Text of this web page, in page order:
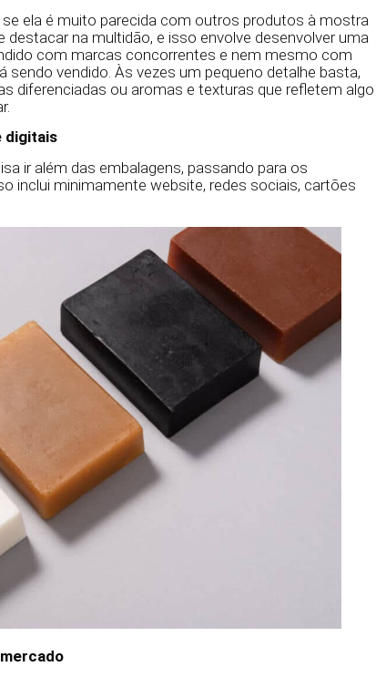
ela é muito parecida com outros produtos à mostra
na multidão, e isso envolve desenvolver uma
com marcas concorrentes e nem mesmo com
vendido. Às vezes um pequeno detalhe basta,
diferenciadas ou aromas e texturas que refletem algo
digitais
ir além das embalagens, passando para os
inclui minimamente website, redes sociais, cartões